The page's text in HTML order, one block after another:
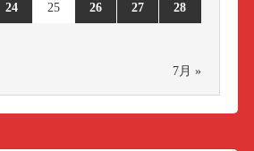
24 25 26 27 28
7月 »